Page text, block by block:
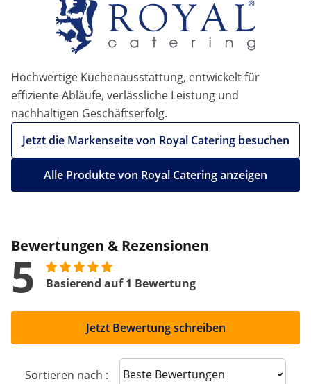
Hochwertige Küchenausstattung, entwickelt für
effiziente Abläufe, verlässliche Leistung und
nachhaltigen Geschäftserfolg.
Jetzt die Markenseite von Royal Catering besuchen
Alle Produkte von Royal Catering anzeigen
Bewertungen & Rezensionen
5 Basierend auf 1 Bewertung
Jetzt Bewertung schreiben
Sortieren nach : Sort reviews